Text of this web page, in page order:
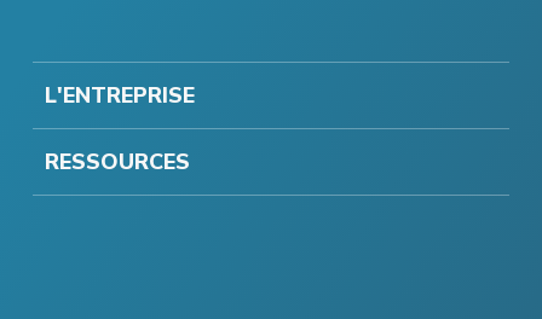
L'ENTREPRISE
RESSOURCES